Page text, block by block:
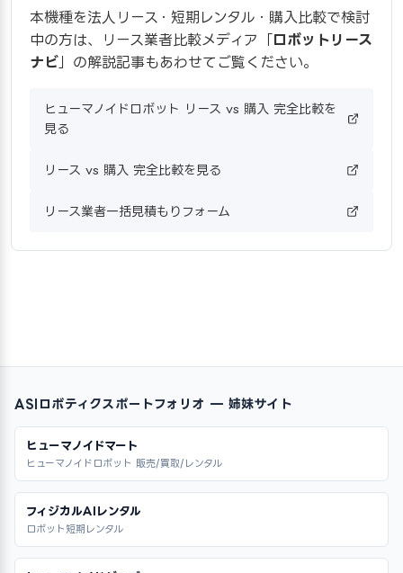
本機種を法人リース・短期レンタル・購入比較で検討
中の方は、リース業者比較メディア「ロボットリース
ナビ 」の解説記事もあわせてご覧ください。
ヒューマノイドロボット リース vs 購入 完全比較を
見る
リース vs 購入 完全比較を見る
リース業者一括見積もりフォーム
ASIロボティクスポートフォリオ — 姉妹サイト
ヒューマノイドマート
ヒューマノイドロボット 販売/買取/レンタル
フィジカルAIレンタル
ロボット短期レンタル